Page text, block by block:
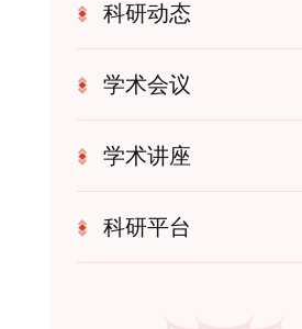
科研动态
学术会议
学术讲座
科研平台